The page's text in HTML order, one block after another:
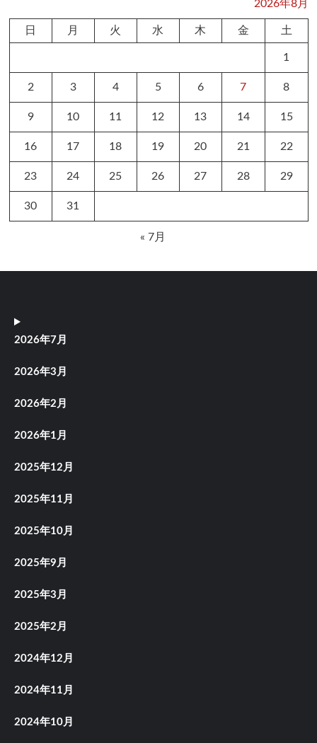
2026年8月
日 月 火 水 木 金 土
1
2 3 4 5 6 7 8
9 10 11 12 13 14 15
16 17 18 19 20 21 22
23 24 25 26 27 28 29
30 31
« 7月
2026年7月
2026年3月
2026年2月
2026年1月
2025年12月
2025年11月
2025年10月
2025年9月
2025年3月
2025年2月
2024年12月
2024年11月
2024年10月